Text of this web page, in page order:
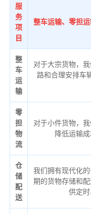
服
务
项
目
整车运输、零担
整
车
运
输
对于大宗货物，
路和合理安排车
零
担
物
流
对于小件货物，
降低运输
仓
储
配
送
我们拥有现代化
期的货物存储和
供定